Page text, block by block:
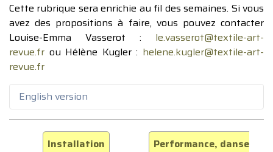
Cette rubrique sera enrichie au fil des semaines. Si vous
avez des propositions à faire, vous pouvez contacter
Louise-Emma Vasserot : le.vasserot@textile-art-
revue.fr ou Hélène Kugler : helene.kugler@textile-art-
revue.fr
English version
Installation
Performance, danse